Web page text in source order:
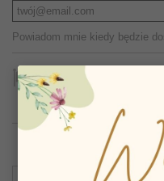
Powiadom mnie kiedy będzie
Kupując teraz ten produkt
lojalnościowych
. Za
punktów
które mają